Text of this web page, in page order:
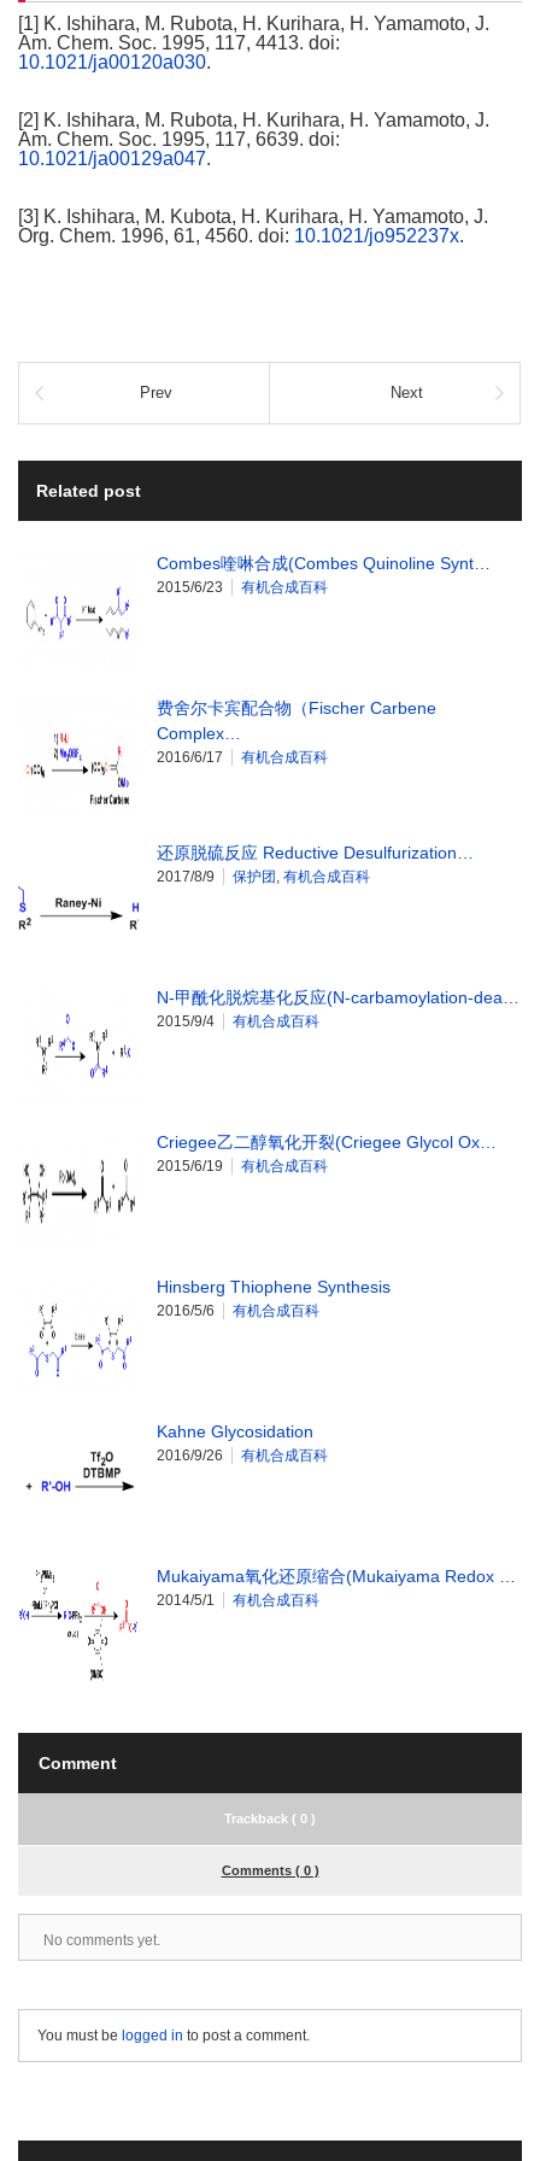
[1] K. Ishihara, M. Rubota, H. Kurihara, H. Yamamoto, J.
Am. Chem. Soc. 1995, 117, 4413. doi:
10.1021/ja00120a030.
[2] K. Ishihara, M. Rubota, H. Kurihara, H. Yamamoto, J.
Am. Chem. Soc. 1995, 117, 6639. doi:
10.1021/ja00129a047.
[3] K. Ishihara, M. Kubota, H. Kurihara, H. Yamamoto, J.
Org. Chem. 1996, 61, 4560. doi: 10.1021/jo952237x.
Prev Next
Related post
Combes喹啉合成(Combes Quinoline Synt…
2015/6/23 有机合成百科
费舍尔卡宾配合物（Fischer Carbene
Complex…
2016/6/17 有机合成百科
还原脱硫反应 Reductive Desulfurization…
2017/8/9 保护团 有机合成百科
N-甲酰化脱烷基化反应(N-carbamoylation-dea…
2015/9/4 有机合成百科
Criegee乙二醇氧化开裂(Criegee Glycol Ox…
2015/6/19 有机合成百科
Hinsberg Thiophene Synthesis
2016/5/6 有机合成百科
Kahne Glycosidation
2016/9/26 有机合成百科
Mukaiyama氧化还原缩合(Mukaiyama Redox …
2014/5/1 有机合成百科
Comment
Trackback ( 0 )
Comments ( 0 )
No comments yet.
You must be logged in to post a comment.